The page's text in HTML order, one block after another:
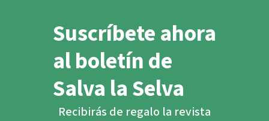
Suscríbete ahora
al boletín de
Salva la Selva
Recibirás de regalo la revista